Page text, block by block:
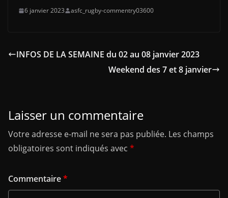
6 janvier 2023 asfc_rugby-commentry03600
INFOS DE LA SEMAINE du 02 au 08 janvier 2023
Weekend des 7 et 8 janvier
Laisser un commentaire
Votre adresse e-mail ne sera pas publiée. Les champs
obligatoires sont indiqués avec *
Commentaire*